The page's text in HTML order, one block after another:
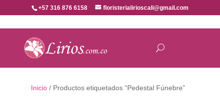
+57 316 876 6158 floristerialirioscali@gmail.com
Inicio/ Productos etiquetados “Pedestal Fúnebre”